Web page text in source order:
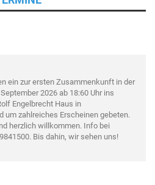
ein zur ersten Zusammenkunft in der
2026 ab 18:60 Uhr ins
Engelbrecht Haus in
um zahlreiches Erscheinen gebeten.
herzlich willkommen. Info bei
Bis dahin, wir sehen uns!